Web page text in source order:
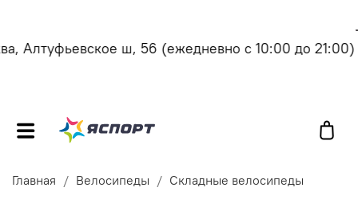
Алтуфьевское ш, 56(ежедневно с 10:00 до 21:00)
Главная Велосипеды Складные велосипеды